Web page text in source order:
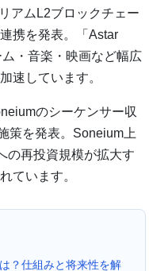
アムL2ブロックチェー
携を発表。「Astar
・音楽・映画など幅広
速しています。
のシーケンサー収
策を発表。Soneium上
の再投資規模が拡大す
ています。
？仕組みと将来性を解